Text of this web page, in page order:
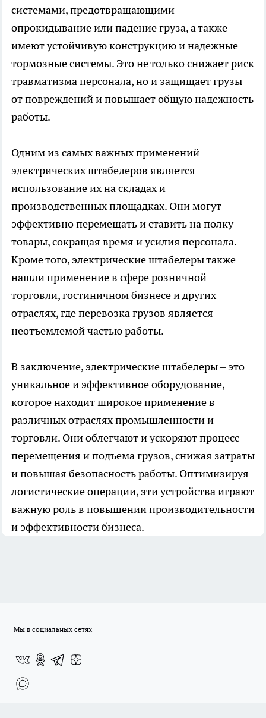
системами, предотвращающими
опрокидывание или падение груза, а также
имеют устойчивую конструкцию и надежные
тормозные системы. Это не только снижает риск
травматизма персонала, но и защищает грузы
от повреждений и повышает общую надежность
работы.
Одним из самых важных применений
электрических штабелеров является
использование их на складах и
производственных площадках. Они могут
эффективно перемещать и ставить на полку
товары, сокращая время и усилия персонала.
Кроме того, электрические штабелеры также
нашли применение в сфере розничной
торговли, гостиничном бизнесе и других
отраслях, где перевозка грузов является
неотъемлемой частью работы.
В заключение, электрические штабелеры – это
уникальное и эффективное оборудование,
которое находит широкое применение в
различных отраслях промышленности и
торговли. Они облегчают и ускоряют процесс
перемещения и подъема грузов, снижая затраты
и повышая безопасность работы. Оптимизируя
логистические операции, эти устройства играют
важную роль в повышении производительности
и эффективности бизнеса.
Мы в социальных сетях